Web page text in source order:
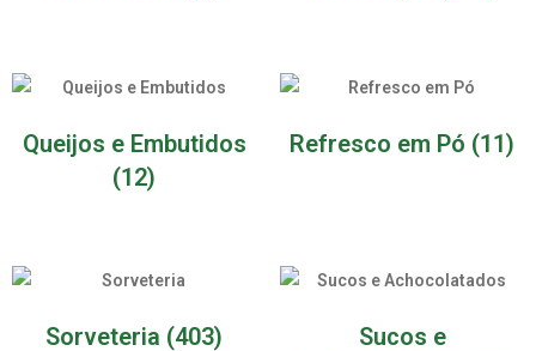
Queijos e Embutidos
(12)
Refresco em Pó (11)
Sorveteria (403)
Sucos e